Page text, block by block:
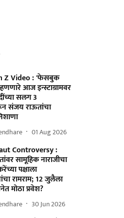
Z Video : 'फेसबुक
आज इन्स्टाग्रामवर
सलग 3
संजय राऊतांचा
01 Aug 2026
Controversy :
सामूहिक नाराजीचा
पक्षाला
रामराम; 12 जुलैला
मोठा प्रवेश?
30 Jun 2026